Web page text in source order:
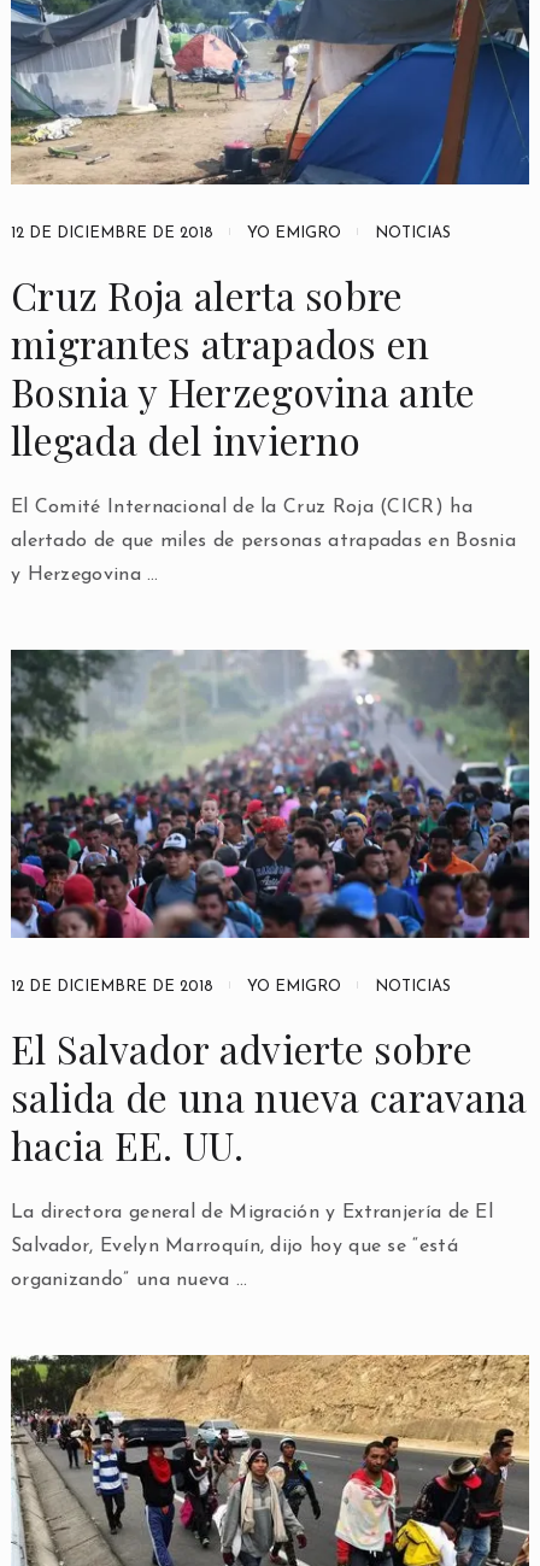
12 DE DICIEMBRE DE 2018 YO EMIGRO NOTICIAS
Cruz Roja alerta sobre
migrantes atrapados en
Bosnia y Herzegovina ante
llegada del invierno
El Comité Internacional de la Cruz Roja (CICR) ha
alertado de que miles de personas atrapadas en Bosnia
y Herzegovina …
12 DE DICIEMBRE DE 2018 YO EMIGRO NOTICIAS
El Salvador advierte sobre
salida de una nueva caravana
hacia EE. UU.
La directora general de Migración y Extranjería de El
Salvador, Evelyn Marroquín, dijo hoy que se “está
organizando” una nueva …